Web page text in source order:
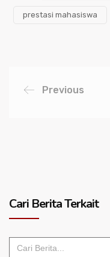
prestasi mahasiswa
Previous
Cari Berita Terkait
Search
for: